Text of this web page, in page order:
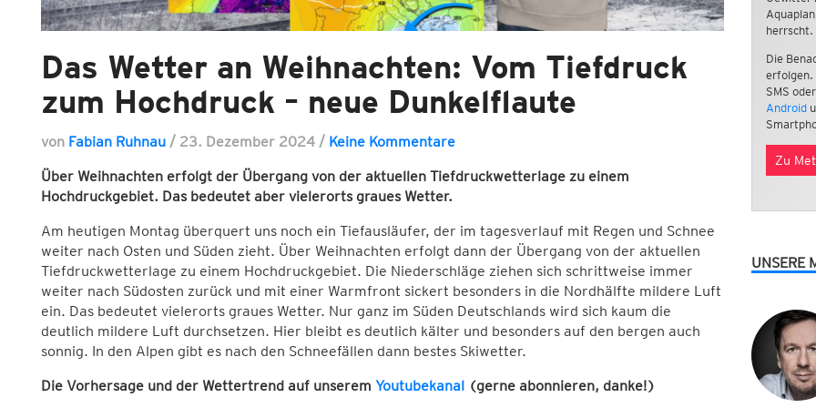
Das Wetter an Weihnachten: Vom Tiefdruck
zum Hochdruck – neue Dunkelflaute
von Fabian Ruhnau / 23. Dezember 2024 / Keine Kommentare
Über Weihnachten erfolgt der Übergang von der aktuellen Tiefdruckwetterlage zu einem
Hochdruckgebiet. Das bedeutet aber vielerorts graues Wetter.
Am heutigen Montag überquert uns noch ein Tiefausläufer, der im tagesverlauf mit Regen und Schnee
weiter nach Osten und Süden zieht. Über Weihnachten erfolgt dann der Übergang von der aktuellen
Tiefdruckwetterlage zu einem Hochdruckgebiet. Die Niederschläge ziehen sich schrittweise immer
weiter nach Südosten zurück und mit einer Warmfront sickert besonders in die Nordhälfte mildere Luft
ein. Das bedeutet vielerorts graues Wetter. Nur ganz im Süden Deutschlands wird sich kaum die
deutlich mildere Luft durchsetzen. Hier bleibt es deutlich kälter und besonders auf den bergen auch
sonnig. In den Alpen gibt es nach den Schneefällen dann bestes Skiwetter.
Die Vorhersage und der Wettertrend auf unserem Youtubekanal (gerne abonnieren, danke!)
herrscht.
Die
erfolgen.
SMS
Android
Zu
UNSERE